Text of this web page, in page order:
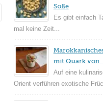
Soße
Es gibt einfach
mal keine Zeit...
mit Quark
Auf eine
Orient verführen exotische